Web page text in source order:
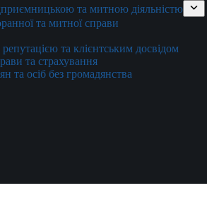
та митною діяльністю
та митної справи
та клієнтським досвідом
та страхування
та осіб без громадянства